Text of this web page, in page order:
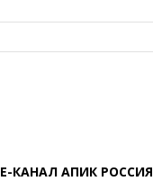
КАНАЛ АПИК РОССИЯ